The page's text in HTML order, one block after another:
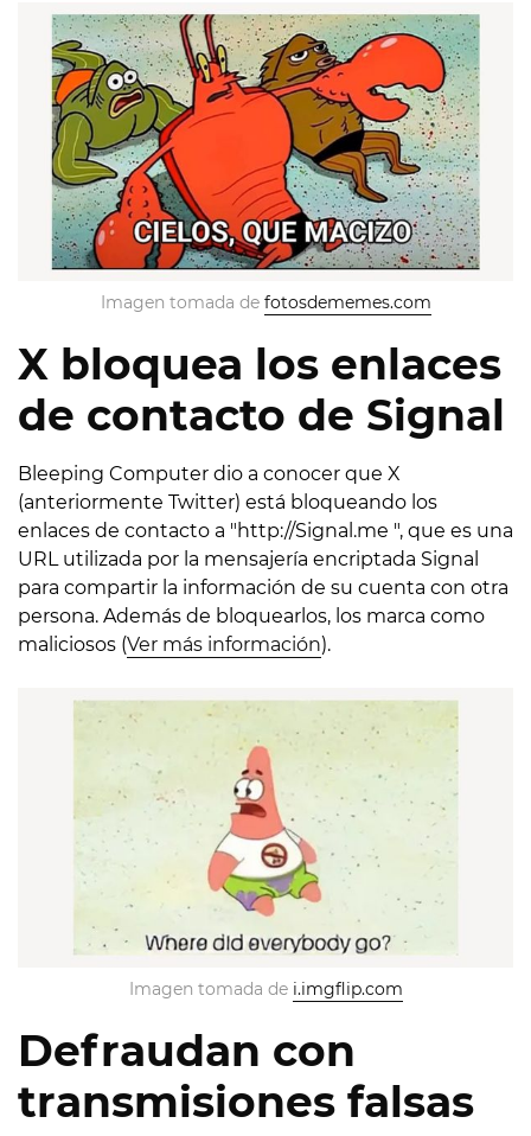
Imagen tomada de fotosdememes.com
X bloquea los enlaces
de contacto de Signal
Bleeping Computer dio a conocer que X
(anteriormente Twitter) está bloqueando los
enlaces de contacto a "http://Signal.me ", que es una
URL utilizada por la mensajería encriptada Signal
para compartir la información de su cuenta con otra
persona. Además de bloquearlos, los marca como
maliciosos (Ver más información).
Imagen tomada de i.imgflip.com
Defraudan con
transmisiones falsas